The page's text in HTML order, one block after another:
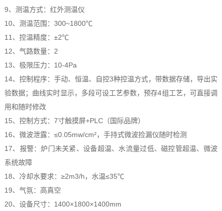
9、测温方式：红外测温仪
10、测温范围：300~1800℃
11、控温精度：±2℃
12、气路数量：2
13、极限压力：10-4Pa
14、控制程序：手动、恒温、自控3种控温方式，带数据存储，导出实
验数据；曲线实时显示，多段可设工艺参数，预存4组工艺，可直接调
用和随时修改
15、控制方式：7寸触摸屏+PLC（国际品牌）
16、微波泄露：≤0.05mw/cm²，手持式微波捡漏仪随时检测
17、报警：炉门未关紧、设备超温、水流量过低、磁控管超温、微波
系统故障
18、冷却水要求：≥2m3/h，水温≤35℃
19、气氛：高真空
20、设备尺寸：1400×1800×1400mm